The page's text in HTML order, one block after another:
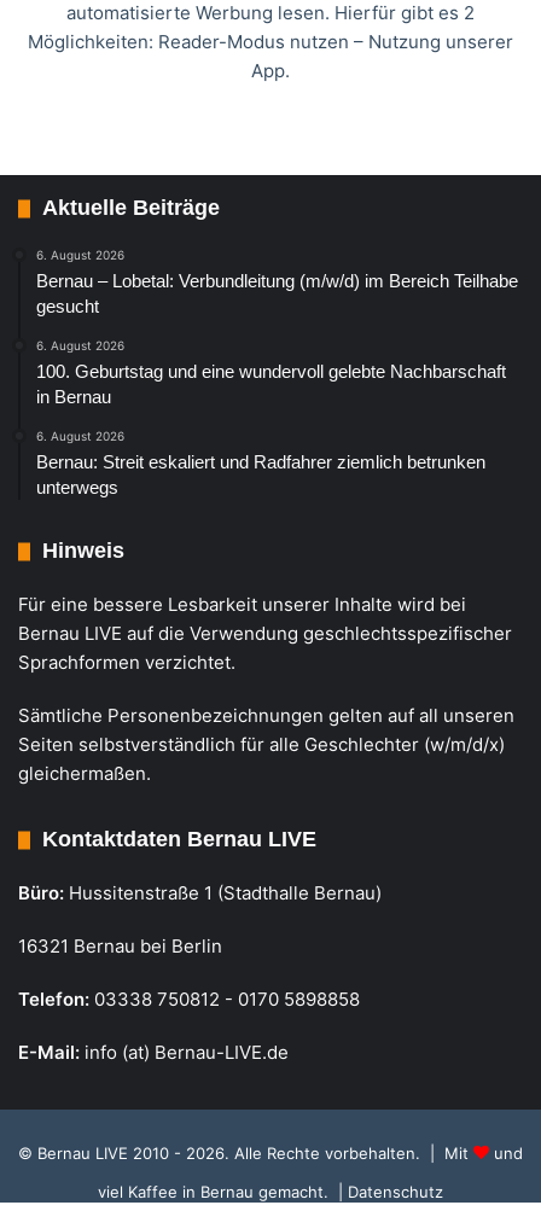
automatisierte Werbung lesen. Hierfür gibt es 2
Möglichkeiten: Reader-Modus nutzen – Nutzung unserer
App.
Aktuelle Beiträge
6. August 2026
Bernau – Lobetal: Verbundleitung (m/w/d) im Bereich Teilhabe
gesucht
6. August 2026
100. Geburtstag und eine wundervoll gelebte Nachbarschaft
in Bernau
6. August 2026
Bernau: Streit eskaliert und Radfahrer ziemlich betrunken
unterwegs
Hinweis
Für eine bessere Lesbarkeit unserer Inhalte wird bei
Bernau LIVE auf die Verwendung geschlechtsspezifischer
Sprachformen verzichtet.
Sämtliche Personenbezeichnungen gelten auf all unseren
Seiten selbstverständlich für alle Geschlechter (w/m/d/x)
gleichermaßen.
Kontaktdaten Bernau LIVE
Büro: Hussitenstraße 1 (Stadthalle Bernau)
16321 Bernau bei Berlin
Telefon: 03338 750812 - 0170 5898858
E-Mail: info (at) Bernau-LIVE.de
© Bernau LIVE 2010 - 2026. Alle Rechte vorbehalten. | Mit
und
viel Kaffee in Bernau gemacht.
| Datenschutz